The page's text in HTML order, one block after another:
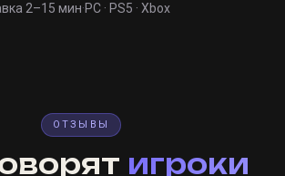
2–15 мин·PC · PS5 · Xbox
ОТЗЫВЫ
игроки